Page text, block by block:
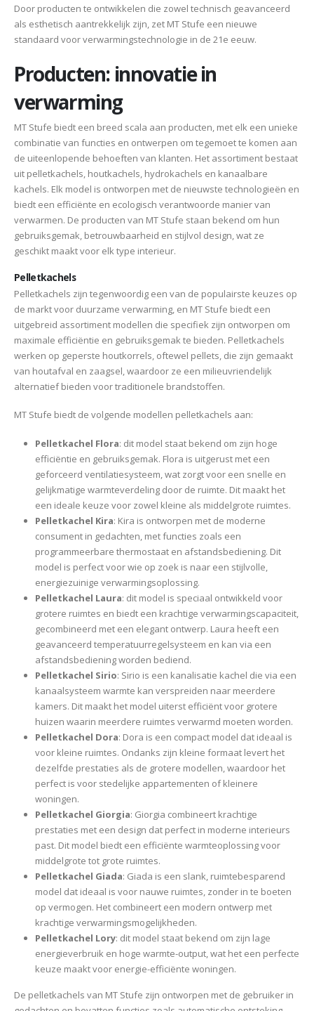
Door producten te ontwikkelen die zowel technisch geavanceerd
als esthetisch aantrekkelijk zijn, zet MT Stufe een nieuwe
standaard voor verwarmingstechnologie in de 21e eeuw.
Producten: innovatie in
verwarming
MT Stufe biedt een breed scala aan producten, met elk een unieke
combinatie van functies en ontwerpen om tegemoet te komen aan
de uiteenlopende behoeften van klanten. Het assortiment bestaat
uit pelletkachels, houtkachels, hydrokachels en kanaalbare
kachels. Elk model is ontworpen met de nieuwste technologieën en
biedt een efficiënte en ecologisch verantwoorde manier van
verwarmen. De producten van MT Stufe staan bekend om hun
gebruiksgemak, betrouwbaarheid en stijlvol design, wat ze
geschikt maakt voor elk type interieur.
Pelletkachels
Pelletkachels zijn tegenwoordig een van de populairste keuzes op
de markt voor duurzame verwarming, en MT Stufe biedt een
uitgebreid assortiment modellen die specifiek zijn ontworpen om
maximale efficiëntie en gebruiksgemak te bieden. Pelletkachels
werken op geperste houtkorrels, oftewel pellets, die zijn gemaakt
van houtafval en zaagsel, waardoor ze een milieuvriendelijk
alternatief bieden voor traditionele brandstoffen.
MT Stufe biedt de volgende modellen pelletkachels aan:
Pelletkachel Flora: dit model staat bekend om zijn hoge
efficiëntie en gebruiksgemak. Flora is uitgerust met een
geforceerd ventilatiesysteem, wat zorgt voor een snelle en
gelijkmatige warmteverdeling door de ruimte. Dit maakt het
een ideale keuze voor zowel kleine als middelgrote ruimtes.
Pelletkachel Kira: Kira is ontworpen met de moderne
consument in gedachten, met functies zoals een
programmeerbare thermostaat en afstandsbediening. Dit
model is perfect voor wie op zoek is naar een stijlvolle,
energiezuinige verwarmingsoplossing.
Pelletkachel Laura: dit model is speciaal ontwikkeld voor
grotere ruimtes en biedt een krachtige verwarmingscapaciteit,
gecombineerd met een elegant ontwerp. Laura heeft een
geavanceerd temperatuurregelsysteem en kan via een
afstandsbediening worden bediend.
Pelletkachel Sirio: Sirio is een kanalisatie kachel die via een
kanaalsysteem warmte kan verspreiden naar meerdere
kamers. Dit maakt het model uiterst efficiënt voor grotere
huizen waarin meerdere ruimtes verwarmd moeten worden.
Pelletkachel Dora: Dora is een compact model dat ideaal is
voor kleine ruimtes. Ondanks zijn kleine formaat levert het
dezelfde prestaties als de grotere modellen, waardoor het
perfect is voor stedelijke appartementen of kleinere
woningen.
Pelletkachel Giorgia: Giorgia combineert krachtige
prestaties met een design dat perfect in moderne interieurs
past. Dit model biedt een efficiënte warmteoplossing voor
middelgrote tot grote ruimtes.
Pelletkachel Giada: Giada is een slank, ruimtebesparend
model dat ideaal is voor nauwe ruimtes, zonder in te boeten
op vermogen. Het combineert een modern ontwerp met
krachtige verwarmingsmogelijkheden.
Pelletkachel Lory: dit model staat bekend om zijn lage
energieverbruik en hoge warmte-output, wat het een perfecte
keuze maakt voor energie-efficiënte woningen.
De pelletkachels van MT Stufe zijn ontworpen met de gebruiker in